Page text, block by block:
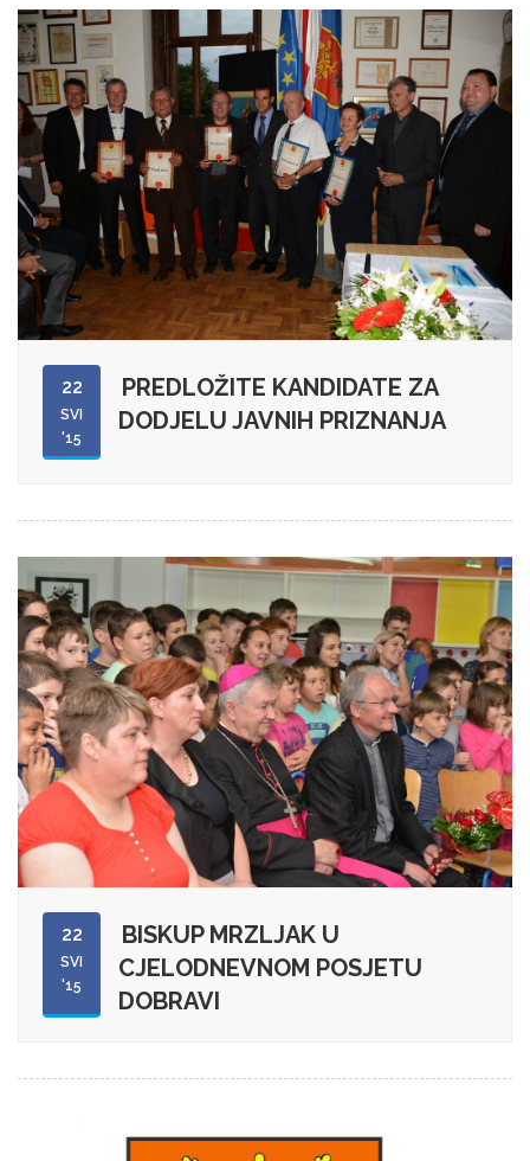
22
SVI
'15
PREDLOŽITE KANDIDATE ZA
DODJELU JAVNIH PRIZNANJA
22
SVI
'15
BISKUP MRZLJAK U
CJELODNEVNOM POSJETU
DOBRAVI